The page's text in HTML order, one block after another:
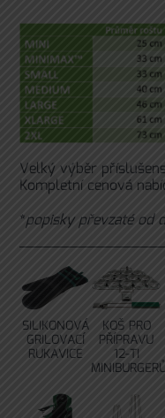
Velký výběr
Kompletní cenová
*popisky převzaté od
SILIKONOVÁ
GRILOVACÍ
RUKAVICE
KOŠ PRO
PŘÍPRAVU
12-TI